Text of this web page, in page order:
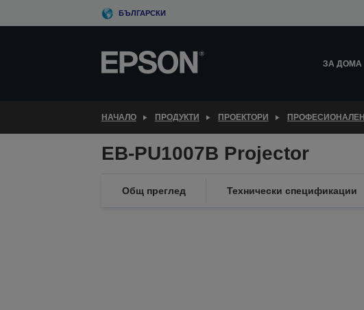
to
БЪЛГАРСКИ
ЗА ДОМА
НАЧАЛО ПРОДУКТИ ПРОЕКТОРИ ПРОФЕСИОНАЛЕН
EB-PU1007B Projector
Общ преглед Технически спецификации